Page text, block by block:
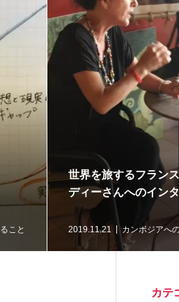
こと
世界を旅するフラン
ディーさんへのイン
2019.11.21 カンボジアへ
カテ